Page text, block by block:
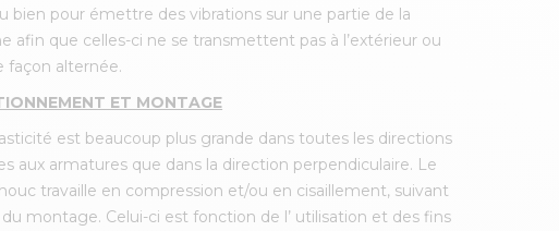
bien pour émettre des vibrations sur une partie de la
afin que celles-ci ne se transmettent pas à l’extérieur ou
façon alternée.
ET MONTAGE
est beaucoup plus grande dans toutes les directions
aux armatures que dans la direction perpendiculaire. Le
travaille en compression et/ou en cisaillement, suivant
du montage. Celui-ci est fonction de l’ utilisation et des fins